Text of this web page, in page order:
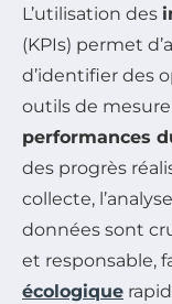
L’utilisation des
(KPIs) permet
d’identifier des
outils de
performances
des progrès
collecte,
données sont
et responsable,
écologique